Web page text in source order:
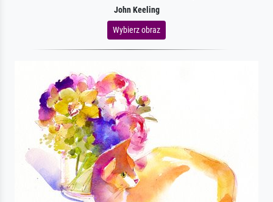
John Keeling
Wybierz obraz